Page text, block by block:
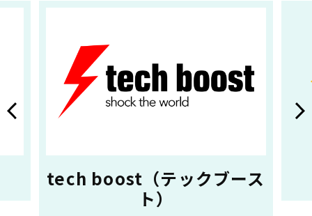
tech boost（テックブース
ト）